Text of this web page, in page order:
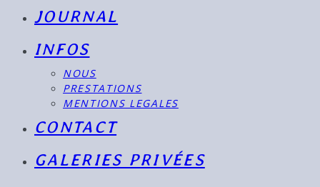
JOURNAL
INFOS
NOUS
PRESTATIONS
MENTIONS LEGALES
CONTACT
GALERIES PRIVÉES